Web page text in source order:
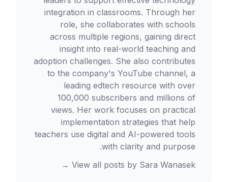
integration in classrooms. Through her
role, she collaborates with schools
across multiple regions, gaining direct
insight into real-world teaching and
adoption challenges. She also contributes
to the company's YouTube channel, a
leading edtech resource with over
100,000 subscribers and millions of
views. Her work focuses on practical
implementation strategies that help
teachers use digital and AI-powered tools
with clarity and purpose.
View all posts by Sara Wanasek
→